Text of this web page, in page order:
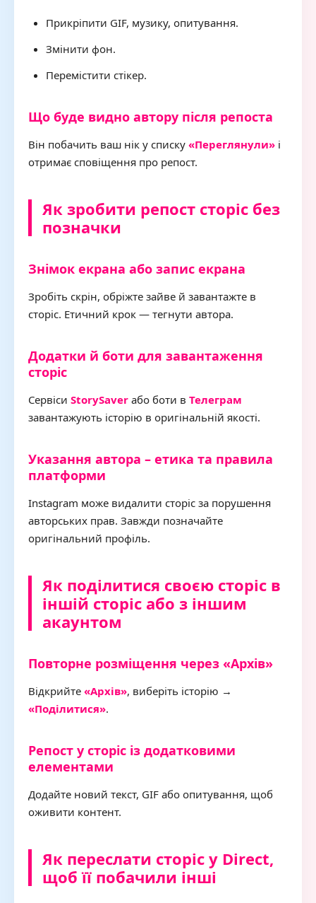
Прикріпити GIF, музику, опитування.
Змінити фон.
Перемістити стікер.
Що буде видно автору після репоста
Він побачить ваш нік у списку «Переглянули» і
отримає сповіщення про репост.
Як зробити репост сторіс без
позначки
Знімок екрана або запис екрана
Зробіть скрін, обріжте зайве й завантажте в
сторіс. Етичний крок — тегнути автора.
Додатки й боти для завантаження
сторіс
Сервіси StorySaver або боти в Телеграм
завантажують історію в оригінальній якості.
Указання автора – етика та правила
платформи
Instagram може видалити сторіс за порушення
авторських прав. Завжди позначайте
оригінальний профіль.
Як поділитися своєю сторіс в
іншій сторіс або з іншим
акаунтом
Повторне розміщення через «Архів»
Відкрийте «Архів», виберіть історію →
«Поділитися».
Репост у сторіс із додатковими
елементами
Додайте новий текст, GIF або опитування, щоб
оживити контент.
Як переслати сторіс у Direct,
щоб її побачили інші